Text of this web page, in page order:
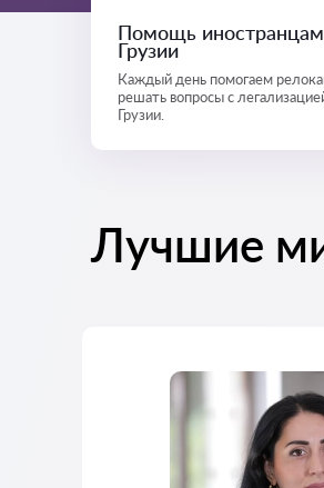
Помощь
Грузии
Каждый день помогаем
решать вопросы с
Грузии.
Лучшие